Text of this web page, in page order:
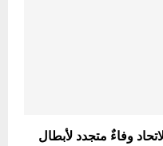
وفاءٌ متجدد لأبطال